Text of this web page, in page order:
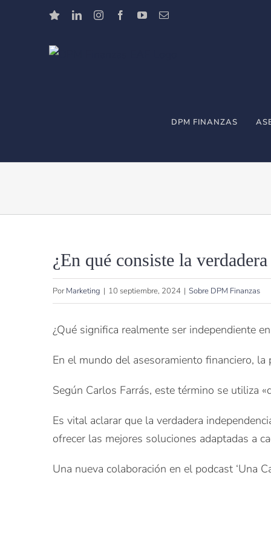
Trustpilot
LinkedInInstagramFacebookYouTubeCorreo
DPM FINANZAS
¿En qué consiste la
PorMarketing | 10 septiembre, 2024 | Sobre DPM Finanzas
¿Qué significa realmente ser independiente
En el mundo del asesoramiento financiero,
Según Carlos Farrás, este término se utiliza
Es vital aclarar que la verdadera
ofrecer las mejores soluciones adaptadas a
Una nueva colaboración en el podcast ‘Una